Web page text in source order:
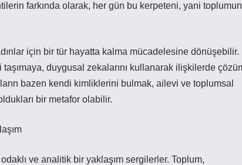
farkında olarak, her gün bu kerpeteni, yani toplumun
için bir tür hayatta kalma mücadelesine dönüşebilir.
duygusal zekalarını kullanarak ilişkilerde
bazen kendi kimliklerini bulmak, ailevi ve toplumsal
bir metafor olabilir.
ve analitik bir yaklaşım sergilerler. Toplum,